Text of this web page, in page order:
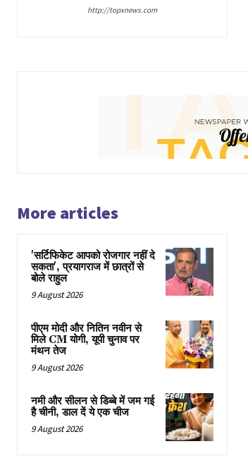
http://topxnews.com
More articles
'सर्टिफिकेट आपको रोजगार नहीं दे
सकता', प्रयागराज में छात्रों से
बोले राहुल
9 August 2026
पीएम मोदी और नितिन नवीन से
मिले CM योगी, यूपी चुनाव पर
मंथन तेज
9 August 2026
नमी और सीलन से डिब्बे में जम गई
है चीनी, डाल दें ये एक चीज
9 August 2026